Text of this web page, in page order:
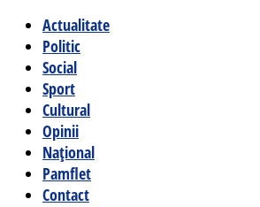
Actualitate
Politic
Social
Sport
Cultural
Opinii
Național
Pamflet
Contact